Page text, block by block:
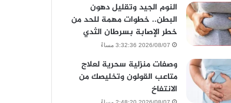
النوم الجيد وتقليل دهون
البطن.. خطوات مهمة للحد من
خطر الإصابة بسرطان الثدي
2026/08/07 3:32:36 مساءً
وصفات منزلية سحرية لعلاج
متاعب القولون وتخليصك من
الانتفاخ